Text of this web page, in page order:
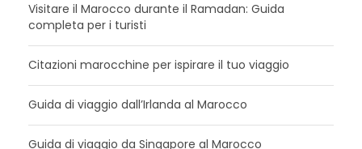
Visitare il Marocco durante il Ramadan: Guida
completa per i turisti
Citazioni marocchine per ispirare il tuo viaggio
Guida di viaggio dall’Irlanda al Marocco
Guida di viaggio da Singapore al Marocco